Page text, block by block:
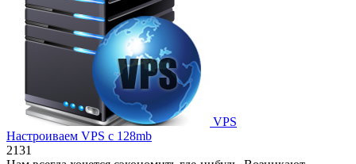
VPS
Настроиваем VPS с 128mb
2131